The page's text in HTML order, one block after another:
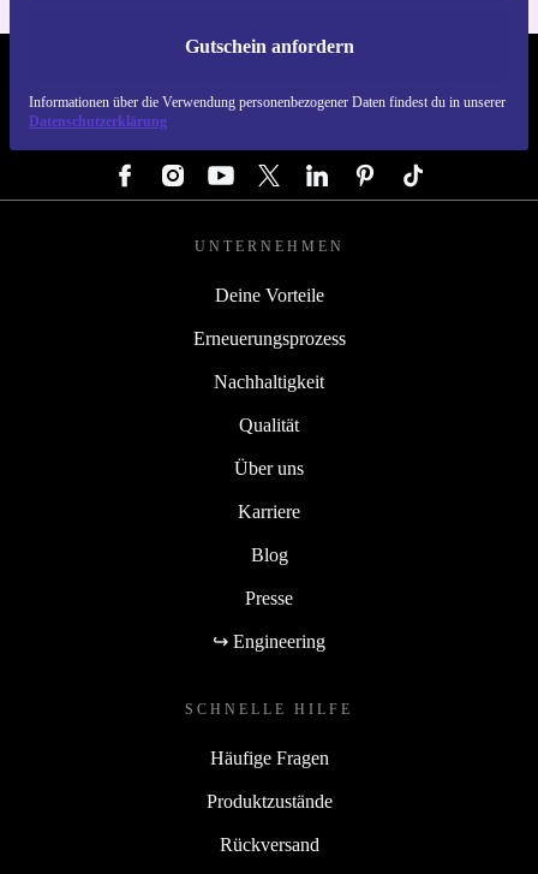
Gutschein anfordern
Informationen über die Verwendung personenbezogener Daten findest du in unserer
Datenschutzerklärung
UNTERNEHMEN
Deine Vorteile
Erneuerungsprozess
Nachhaltigkeit
Qualität
Über uns
Karriere
Blog
Presse
↪ Engineering
SCHNELLE HILFE
Häufige Fragen
Produktzustände
Rückversand